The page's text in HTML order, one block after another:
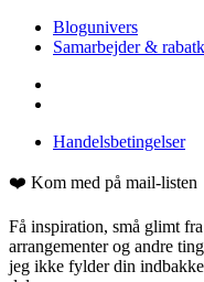
Blogunivers
Samarbejder &
Handelsbetingelser
❤️ Kom med på mail-listen
Få inspiration, små glimt
arrangementer og andre
jeg ikke fylder din